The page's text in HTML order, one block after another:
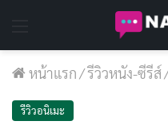
หน้าแรก/รีวิวหนัง-ซีรีส์
รีวิวอนิเมะ